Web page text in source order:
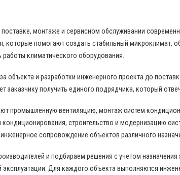
поставке, монтаже и сервисном обслуживании
помогают создать стабильный микроклимат,
климатического оборудования.
объекта и разработки инженерного проекта до
заказчику получить единого подрядчика, который
промышленную вентиляцию, монтаж систем
строительство и модернизацию
сопровождение объектов различного
и подбираем решения с учетом
эксплуатации. Для каждого объекта выполняются